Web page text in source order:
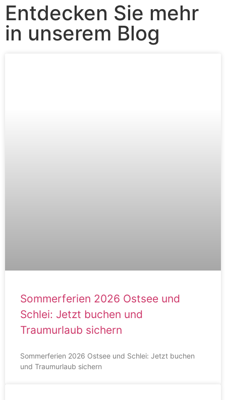
Entdecken Sie mehr
in unserem Blog
Sommerferien 2026 Ostsee und
Schlei: Jetzt buchen und
Traumurlaub sichern
Sommerferien 2026 Ostsee und Schlei: Jetzt buchen
und Traumurlaub sichern